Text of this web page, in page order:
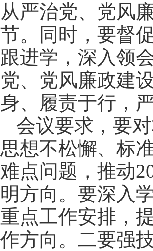
从严治党、党风
节。同时，要督
跟进学，深入领
党、党风廉政建
身、履责于行，
会议要求，要
思想不松懈、标
难点问题，推动
明方向。要深入
重点工作安排，
作方向。二要强